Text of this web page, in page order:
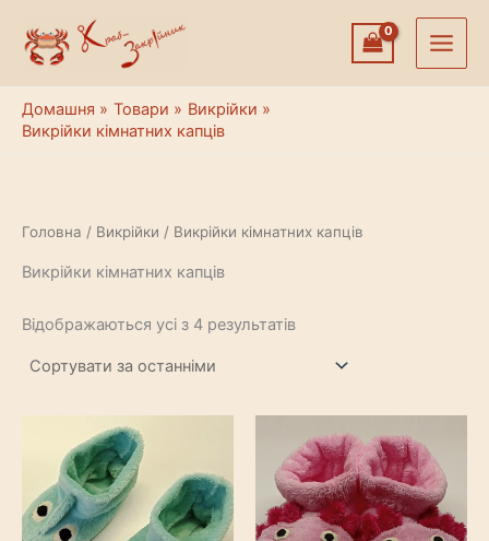
вмісту
Домашня Товари
Викрійки
Викрійки кімнатних капців
Головна / Викрійки / Викрійки кімнатних капців
Викрійки кімнатних капців
Відображаються усі з 4 результатівСортовано